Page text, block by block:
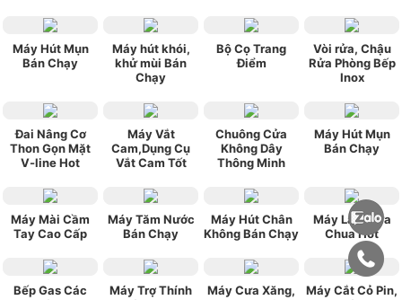
Máy Hút Mụn
Bán Chạy
Máy hút khói,
khử mùi Bán
Chạy
Bộ Cọ Trang
Điểm
Vòi rửa, Chậu
Rửa Phòng Bếp
Inox
Đai Nâng Cơ
Thon Gọn Mặt
V-line Hot
Máy Vắt
Cam,Dụng Cụ
Vắt Cam Tốt
Chuông Cửa
Không Dây
Thông Minh
Máy Hút Mụn
Bán Chạy
Máy Mài Cầm
Tay Cao Cấp
Máy Tăm Nước
Bán Chạy
Máy Hút Chân
Không Bán Chạy
Máy Làm Sữa
Chua Hot
Bếp Gas Các
Máy Trợ Thính
Máy Cưa Xăng,
Máy Cắt Cỏ Pin,